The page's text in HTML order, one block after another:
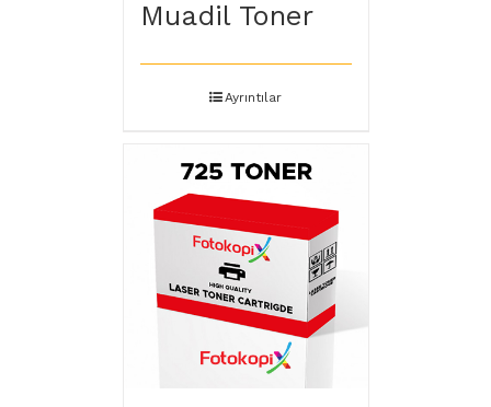
Muadil Toner
Ayrıntılar